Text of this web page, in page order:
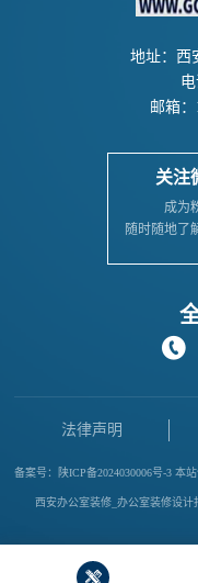

地址：西
邮箱：
关注
成为
随时随地了

法律声明
备案号： 陕ICP备2024030006号-3 本
西安办公室装修_办公室装修设计